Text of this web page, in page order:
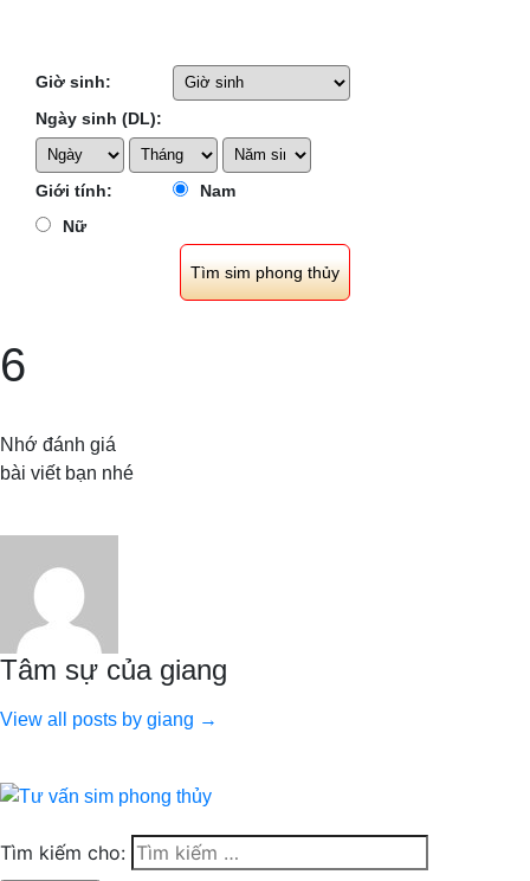
Giờ sinh:
Ngày sinh (DL):
Giới tính:
Nam
Nữ
6
Nhớ đánh giá
bài viết bạn nhé
Tâm sự của giang
View all posts by giang →
Tìm kiếm cho: